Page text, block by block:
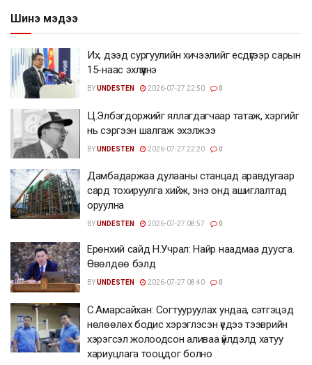
Шинэ мэдээ
Их, дээд сургуулийн хичээлийг есдүгээр сарын
15-наас эхлүүлнэ
BYUNDESTEN 2026-07-27 22:50 0
Ц.Элбэгдоржийг яллагдагчаар татаж, хэргийг
нь сэргээн шалгаж эхэлжээ
BYUNDESTEN 2026-07-27 22:20 0
Дамбадаржаа дулааны станцад аравдугаар
сард тохируулга хийж, энэ онд ашиглалтад
оруулна
BYUNDESTEN 2026-07-27 08:57 0
Ерөнхий сайд Н.Учрал: Найр наадмаа дуусга.
Өвөлдөө бэлд
BYUNDESTEN 2026-07-27 08:40 0
С.Амарсайхан: Согтууруулах ундаа, сэтгэцэд
нөлөөлөх бодис хэрэглэсэн үедээ тээврийн
хэрэгсэл жолоодсон аливаа үйлдэлд хатуу
хариуцлага тооцдог болно